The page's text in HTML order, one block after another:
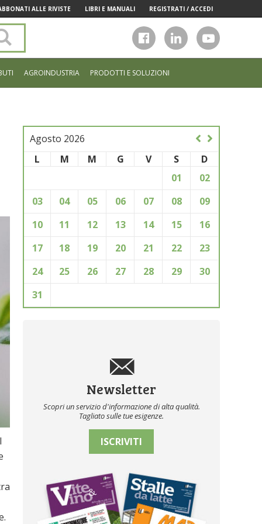
ALLE RIVISTE LIBRI E MANUALI REGISTRATI / ACCEDI
sito
AGROINDUSTRIA PRODOTTI E SOLUZIONI
Agosto 2026
L
M M G V S
D
01
02
03
04 05 06 07 08
09
10
11 12 13 14 15
16
17
18 19 20 21 22
23
24
25 26 27 28 29
30
31
Newsletter
Scopri un servizio d'informazione di alta qualità.
Tagliato sulle tue esigenze.
ISCRIVITI